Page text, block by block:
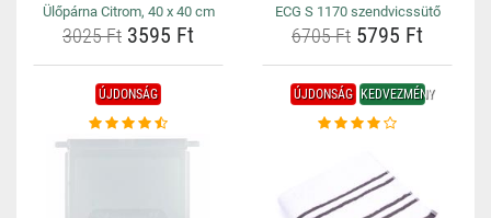
Ülőpárna Citrom, 40 x 40 cm
3025 Ft 3595 Ft
ECG S 1170 szendvicssütő
6705 Ft 5795 Ft
ÚJDONSÁG ÚJDONSÁG KEDVEZMÉNY